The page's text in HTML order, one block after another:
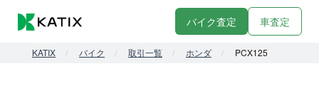
バイク査定 車査定
KATIX バイク 取引一覧 ホンダ PCX125